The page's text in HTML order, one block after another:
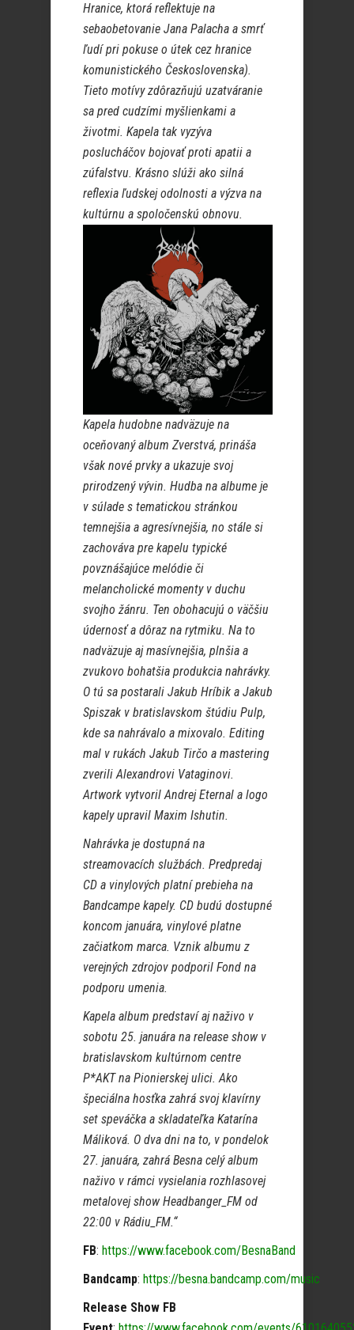
Hranice, ktorá reflektuje na
sebaobetovanie Jana Palacha a smrť
ľudí pri pokuse o útek cez hranice
komunistického Československa).
Tieto motívy zdôrazňujú uzatváranie
sa pred cudzími myšlienkami a
životmi. Kapela tak vyzýva
poslucháčov bojovať proti apatii a
zúfalstvu. Krásno slúži ako silná
reflexia ľudskej odolnosti a výzva na
kultúrnu a spoločenskú obnovu.
Kapela hudobne nadväzuje na
oceňovaný album Zverstvá, prináša
však nové prvky a ukazuje svoj
prirodzený vývin. Hudba na albume je
v súlade s tematickou stránkou
temnejšia a agresívnejšia, no stále si
zachováva pre kapelu typické
povznášajúce melódie či
melancholické momenty v duchu
svojho žánru. Ten obohacujú o väčšiu
údernosť a dôraz na rytmiku. Na to
nadväzuje aj masívnejšia, plnšia a
zvukovo bohatšia produkcia nahrávky.
O tú sa postarali Jakub Hríbik a Jakub
Spiszak v bratislavskom štúdiu Pulp,
kde sa nahrávalo a mixovalo. Editing
mal v rukách Jakub Tirčo a mastering
zverili Alexandrovi Vataginovi.
Artwork vytvoril Andrej Eternal a logo
kapely upravil Maxim Ishutin.
Nahrávka je dostupná na
streamovacích službách. Predpredaj
CD a vinylových platní prebieha na
Bandcampe kapely. CD budú dostupné
koncom januára, vinylové platne
začiatkom marca. Vznik albumu z
verejných zdrojov podporil Fond na
podporu umenia.
Kapela album predstaví aj naživo v
sobotu 25. januára na release show v
bratislavskom kultúrnom centre
P*AKT na Pionierskej ulici. Ako
špeciálna hosťka zahrá svoj klavírny
set speváčka a skladateľka Katarína
Máliková. O dva dni na to, v pondelok
27. januára, zahrá Besna celý album
naživo v rámci vysielania rozhlasovej
metalovej show Headbanger_FM od
22:00 v Rádiu_FM.“
FB: https://www.facebook.com/BesnaBand
Bandcamp: https://besna.bandcamp.com/music
Release Show FB